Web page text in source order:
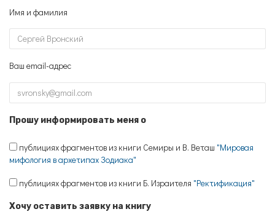
Имя и фамилия
Ваш email-адрес
Прошу информировать меня о
публициях фрагментов из книги Семиры и В. Веташ "Мировая
мифология в архетипах Зодиака"
публициях фрагментов из книги Б. Израителя "Ректификация"
Хочу оставить заявку на книгу